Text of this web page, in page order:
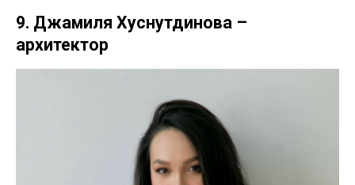
9. Джамиля Хуснутдинова –
архитектор